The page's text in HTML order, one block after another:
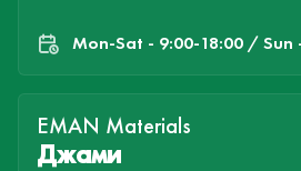
Mon-Sat - 9:00-18:00 / Sun
EMAN Materials
Джами